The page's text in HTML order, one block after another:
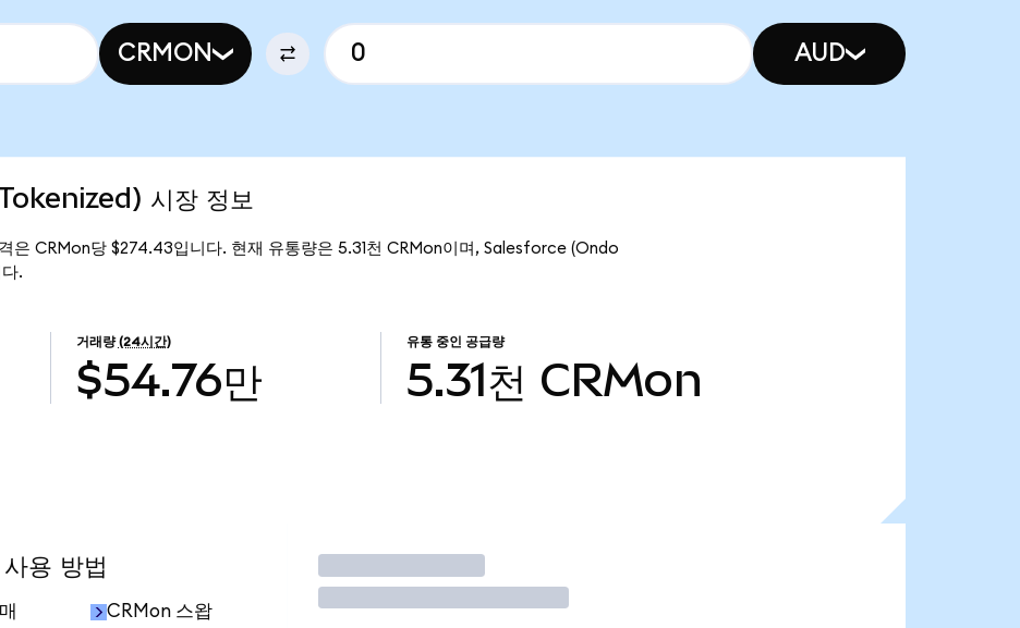
CRMON AUD
시장 정보
CRMon당 $274.43입니다. 현재 유통량은 5.31천 CRMon이며, Salesforce (Ondo
.
거래량 (24시간)
$54.76만
유통 중인 공급량
5.31천 CRMon
용 방법
CRMon 스왑
거래